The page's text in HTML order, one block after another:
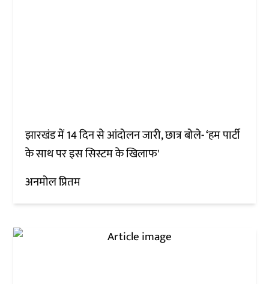
झारखंड में 14 दिन से आंदोलन जारी, छात्र बोले- ‘हम पार्टी
के साथ पर इस सिस्टम के खिलाफ'
अनमोल प्रितम